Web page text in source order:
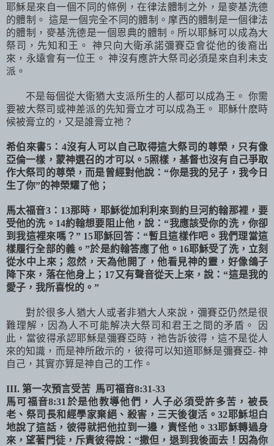
耶穌是來自一個不同的條例，在律法體制之外，是麥基洗德
的體制。 這是一個完全不同的體制。摩西的體制是一個律法
的體制，麥基洗德是一個恩典的體制。所以耶穌可以成為大
祭司，先知和王。 神只向大衛承諾彌賽亞會從他的後裔出
來，永遠會有一位王。 神沒有應許大祭司必須是來自利未支
派。
不是每個從大衛猶大支派所生的人都可以成為王。 你需
要被大祭司或神差派的先知膏立才可以成為王。 耶穌什麽時
候被膏立的，又是誰膏立祂？
希伯來書5： 4沒有人可以自己取得這大祭司的尊榮，只有像
亞倫一樣，蒙神選召的才可以。5照樣，基督也沒有自己爭取
作大祭司的尊榮，而是曾經對他說：“你是我的兒子，我今日
生了你”的神榮耀了他；
馬太福音3： 13那時，耶穌從加利利來到約旦河約翰那裡，要
受他的洗。 14約翰想要阻止他，說：“我應該受你的洗，你卻
到我這裡來嗎？” 15耶穌回答：“暫且這樣作吧。我們理當這
樣履行全部的義。”於是約翰答應了他。 16耶穌受了洗，立刻
從水中上來；忽然，天為他開了，他看見神的靈，好像鴿子
降下來，落在他身上； 17又有聲音從天上來，說：“這是我的
愛子，我所喜悅的。 ”
對於很多人猶大人或者非猶大人來說，彌賽亞仍然是很
難理解，因為人不可能解决大祭司和君王之間的矛盾。 因
此，當彼得承認耶穌是彌賽亞時，祂告訴彼得，這不是從人
來的知識，而是神所啟示的，彼得可以知道耶穌是彌賽亞-神
自己，其實亦算是神自己的工作。
III. 第一次預言受苦 馬可福音8:31-33
馬可福音8:31 於是他教導他們，人子必須受許多苦，被長
老、祭司長和經學家棄絕、殺害，三天後復活。32耶穌坦白
地說了這話，彼得就把他拉到一邊，責怪他。 33耶穌轉過身
來，望著門徒，斥責彼得說： “撒但，退到我後面去！因為你